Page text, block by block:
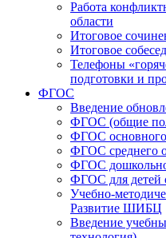
Работа
области
Итоговое
Итоговое
Телефоны
подготовки и
ФГОС
Введение
ФГОС (общие
ФГОС основного
ФГОС среднего
ФГОС
ФГОС для детей
Учебно-
Развитие ШИБЦ
Введение